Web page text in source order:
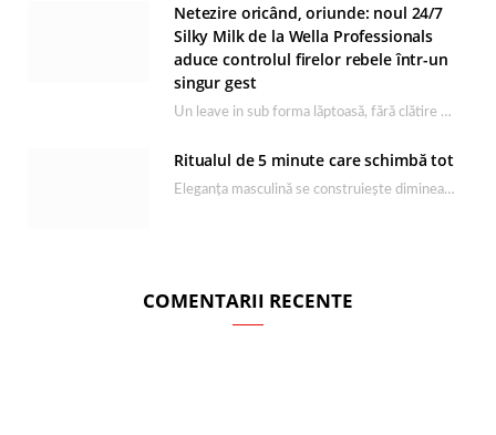
Netezire oricând, oriunde: noul 24/7
Silky Milk de la Wella Professionals
aduce controlul firelor rebele într-un
singur gest
Un leave in sub forma lăptoasă, fără clătire care completează rutina Ultimate Smooth și transformă…
Ritualul de 5 minute care schimbă tot
Eleganța masculină se construiește dimineața, în câteva minute și cu produsele potrivite. O rutină de…
COMENTARII RECENTE